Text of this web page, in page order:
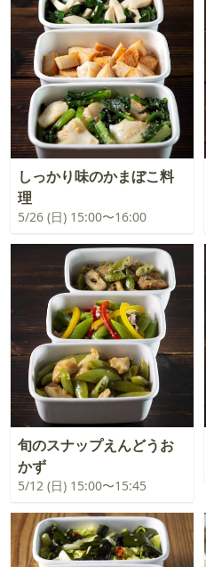
しっかり味のかまぼこ料
理
5/26 (日) 15:00〜16:00
旬のスナップえんどうお
かず
5/12 (日) 15:00〜15:45